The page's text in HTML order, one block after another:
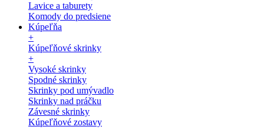
Lavice a taburety
Komody do predsiene
Kúpeľňa
+
Kúpeľňové skrinky
+
Vysoké skrinky
Spodné skrinky
Skrinky pod umývadlo
Skrinky nad práčku
Závesné skrinky
Kúpeľňové zostavy